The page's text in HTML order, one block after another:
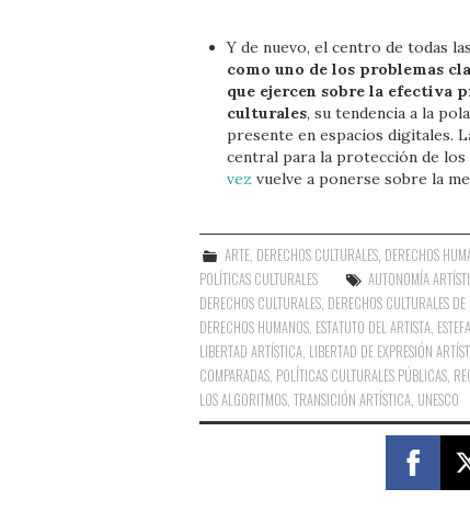
Y de nuevo, el centro de todas
como uno de los problemas
que ejercen sobre la efectiva
culturales, su tendencia a la
presente en espacios digitales.
central para la protección de
vez vuelve a ponerse sobre la
ARTE, DERECHOS CULTURALES, DERECHOS
POLÍTICAS CULTURALES
AUTONOMÍA
DERECHOS CULTURALES, DERECHOS CULTURALES
DERECHOS HUMANOS, ESTATUTO DEL ARTISTA,
LIBERTAD ARTÍSTICA, LIBERTAD DE EXPRESIÓN
COMPARADAS, POLÍTICAS CULTURALES PÚBLICAS,
LOS ALGORITMOS, TRANSICIÓN ARTÍSTICA, UNESCO